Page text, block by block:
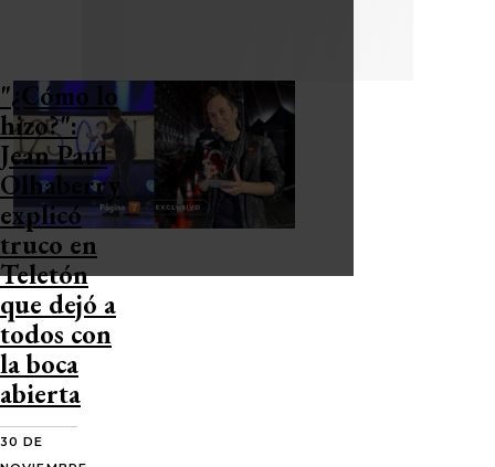
"¿Cómo lo
hizo?":
Jean Paul
Olhaberry
explicó
truco en
Teletón
que dejó a
todos con
la boca
abierta
30 DE